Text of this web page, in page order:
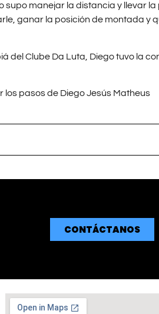
manejar la distancia y llevar la
ganar la posición de montada y
del Clube Da Luta, Diego tuvo la
pasos de Diego Jesús Matheus
CONTÁCTANOS